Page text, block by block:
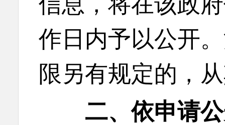
作日内予以公开
限另有规定的，
二、依申请